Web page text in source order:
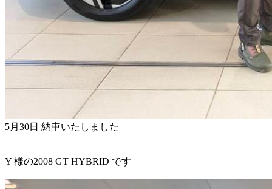
5月30日 納車いたしました
Y 様の2008 GT HYBRID です